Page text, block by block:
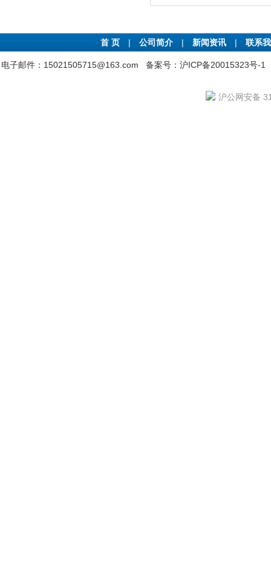
首 页 | 公司简介 | 新闻资讯 | 联系
电子邮件：15021505715@163.com 备案号：沪ICP备20015323号-1
沪公网安备